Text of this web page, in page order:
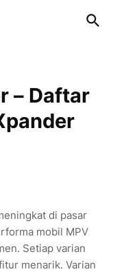
– Daftar
di pasar
mobil MPV
Setiap varian
menarik. Varian